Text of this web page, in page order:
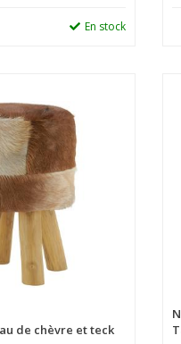
En stock
de chèvre et teck